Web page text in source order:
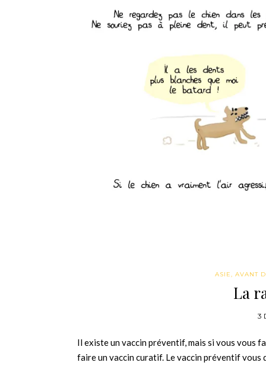
ASIE, AVANT
La
3
Il existe un vaccin préventif, mais si vous vous
faire un vaccin curatif. Le vaccin préventif vous